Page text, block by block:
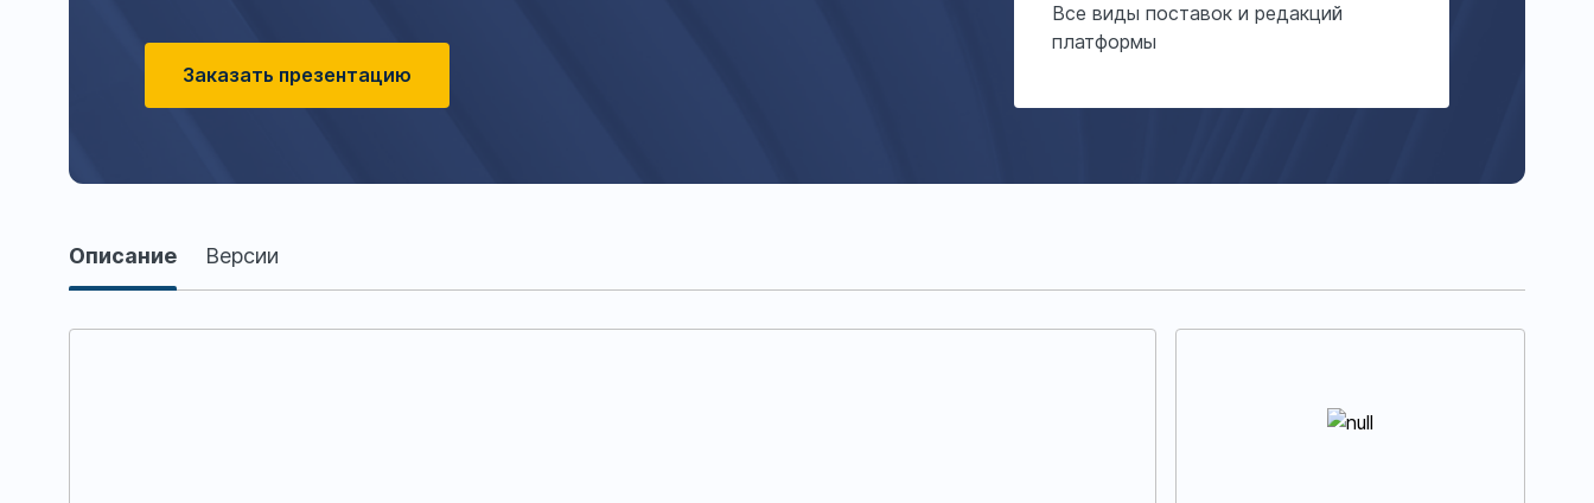
Заказать презентацию
Все виды поставок и редакций
платформы
Описание
Описание Версии